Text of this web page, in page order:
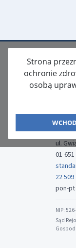
Strona
ochronie
osobą
ISSN:
ul.
01-
22
pon-pt
NIP:
Sąd